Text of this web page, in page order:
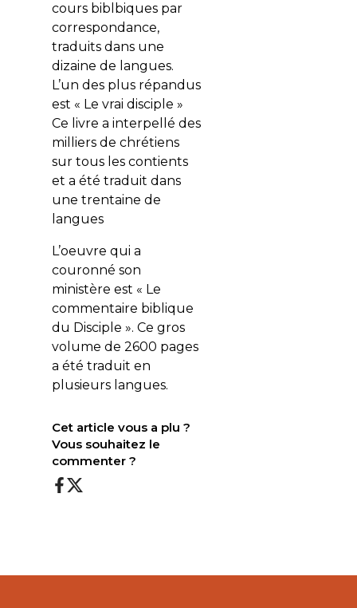
cours biblbiques par
correspondance,
traduits dans une
dizaine de langues.
L’un des plus répandus
est « Le vrai disciple »
Ce livre a interpellé des
milliers de chrétiens
sur tous les contients
et a été traduit dans
une trentaine de
langues
L’oeuvre qui a
couronné son
ministère est « Le
commentaire biblique
du Disciple ». Ce gros
volume de 2600 pages
a été traduit en
plusieurs langues.
Cet article vous a plu ?
Vous souhaitez le
commenter ?